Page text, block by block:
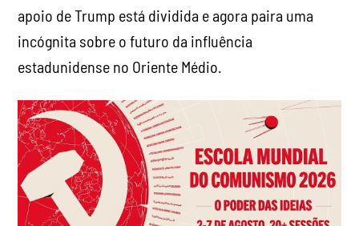
apoio de Trump está dividida e agora paira uma
incógnita sobre o futuro da influência
estadunidense no Oriente Médio.